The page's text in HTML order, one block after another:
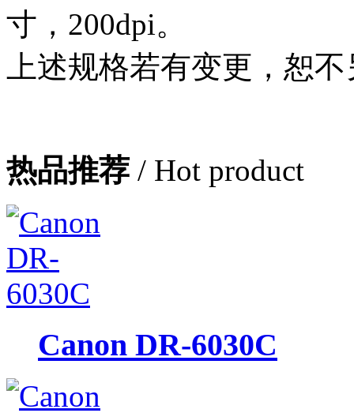
寸，200dpi。
上述规格若有变更，恕
热品推荐 / Hot product
Canon DR-6030C